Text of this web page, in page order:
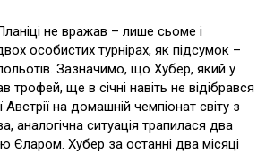
не вражав – лише сьоме і
особистих турнірах, як підсумок –
Зазначимо, що Хубер, який у
трофей, ще в січні навіть не відібрався
на домашній чемпіонат світу з
аналогічна ситуація трапилася два
Єларом. Хубер за останні два місяці